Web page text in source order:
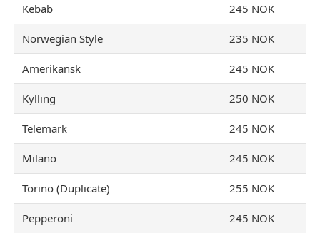
Kebab 245 NOK
Norwegian Style 235 NOK
Amerikansk 245 NOK
Kylling 250 NOK
Telemark 245 NOK
Milano 245 NOK
Torino (Duplicate) 255 NOK
Pepperoni 245 NOK